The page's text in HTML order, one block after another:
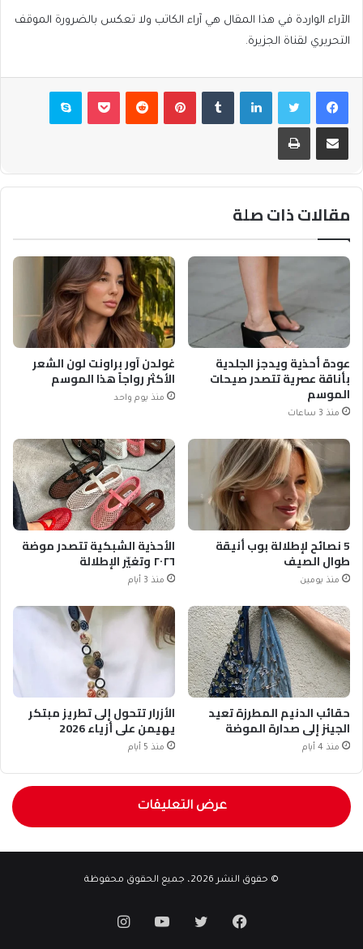
الآراء الواردة في هذا المقال هي آراء الكاتب ولا تعكس بالضرورة الموقف
التحريري لقناة الجزيرة.
فيسبوكتويتر لينكدإن بينتيريست بوكيت سكايب
مشاركة عبر البريد طباعة
مقالات ذات صلة
عودة أحذية ويدجز الجلدية
بأناقة عصرية تتصدر صيحات
الموسم
منذ 3 ساعات
غولدن آور براونت لون الشعر
الأكثر رواجاً هذا الموسم
منذ يوم واحد
5 نصائح لإطلالة بوب أنيقة
طوال الصيف
منذ يومين
الأحذية الشبكية تتصدر موضة
٢٠٢٦ وتغيّر الإطلالة
منذ 3 أيام
حقائب الدنيم المطرزة تعيد
الجينز إلى صدارة الموضة
منذ 4 أيام
الأزرار تتحول إلى تطريز مبتكر
يهيمن على أزياء 2026
منذ 5 أيام
عرض التعليقات
© حقوق النشر 2026، جميع الحقوق محفوظة
فيسبوكتويتر يوتيوبانستقرام